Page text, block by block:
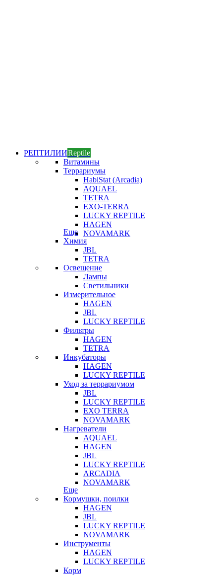
РЕПТИЛИИReptile
Витамины
Террариумы
HabiStat (Arcadia)
AQUAEL
TETRA
EXO-TERRA
LUCKY REPTILE
HAGEN
NOVAMARK
Еще
Химия
JBL
TETRA
Освещение
Лампы
Светильники
Измерительное
HAGEN
JBL
LUCKY REPTILE
Фильтры
HAGEN
TETRA
Инкубаторы
HAGEN
LUCKY REPTILE
Уход за террариумом
JBL
LUCKY REPTILE
EXO TERRA
NOVAMARK
Нагреватели
AQUAEL
HAGEN
JBL
LUCKY REPTILE
ARCADIA
NOVAMARK
Еще
Кормушки, поилки
HAGEN
JBL
LUCKY REPTILE
NOVAMARK
Инструменты
HAGEN
LUCKY REPTILE
Корм